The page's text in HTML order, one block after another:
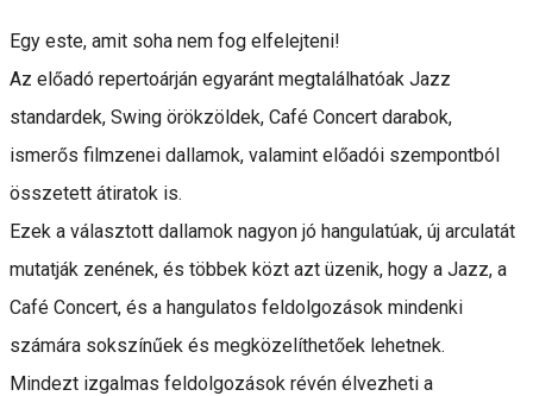
Egy este, amit soha nem fog elfelejteni!
Az előadó repertoárján egyaránt megtalálhatóak Jazz
standardek, Swing örökzöldek, Café Concert darabok,
ismerős filmzenei dallamok, valamint előadói szempontból
összetett átiratok is.
Ezek a választott dallamok nagyon jó hangulatúak, új arculatát
mutatják zenének, és többek közt azt üzenik, hogy a Jazz, a
Café Concert, és a hangulatos feldolgozások mindenki
számára sokszínűek és megközelíthetőek lehetnek.
Mindezt izgalmas feldolgozások révén élvezheti a